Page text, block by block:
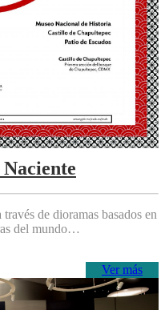
Naciente
de dioramas basados en
del mundo…
Ver más